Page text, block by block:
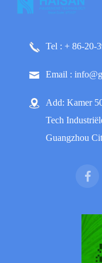
Tel : + 86-20-
Email :
Add: Kamer
Tech
Guangzhou